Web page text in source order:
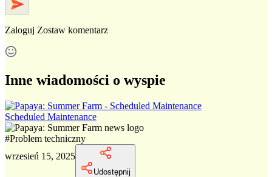
Zaloguj Zostaw komentarz
Inne wiadomości o wyspie
Scheduled Maintenance
#Problem techniczny
wrzesień 15, 2025
Udostępnij